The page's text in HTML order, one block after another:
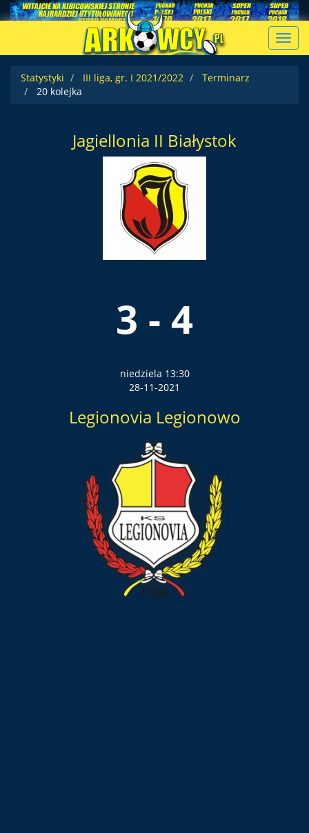
Statystyki
III liga, gr. I 2021/2022
Terminarz
20 kolejka
Jagiellonia II Białystok
3 - 4
niedziela 13:30
28-11-2021
Legionovia Legionowo